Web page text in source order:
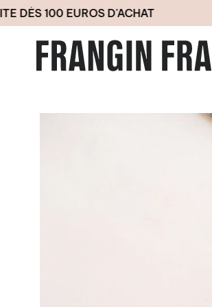
100 EUROS D'ACHAT